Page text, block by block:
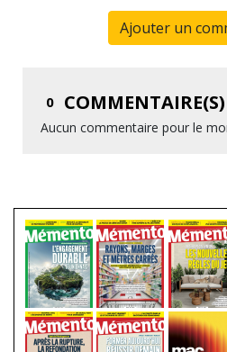
Ajouter un
0 COMMENTAIRE(S)
Aucun commentaire pour le